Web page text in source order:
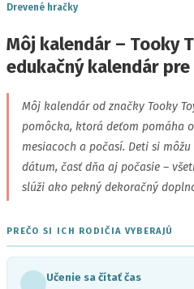
Drevené hračky
Môj kalendár – Tooky
edukačný kalendár
Môj kalendár od značky Tooky
pomôcka, ktorá deťom pomáha
mesiacoch a počasí. Deti si
dátum, časť dňa aj počasie –
slúži ako pekný dekoračný
PREČO SI ICH RODIČIA VYBERAJÚ
Učenie sa čítať čas